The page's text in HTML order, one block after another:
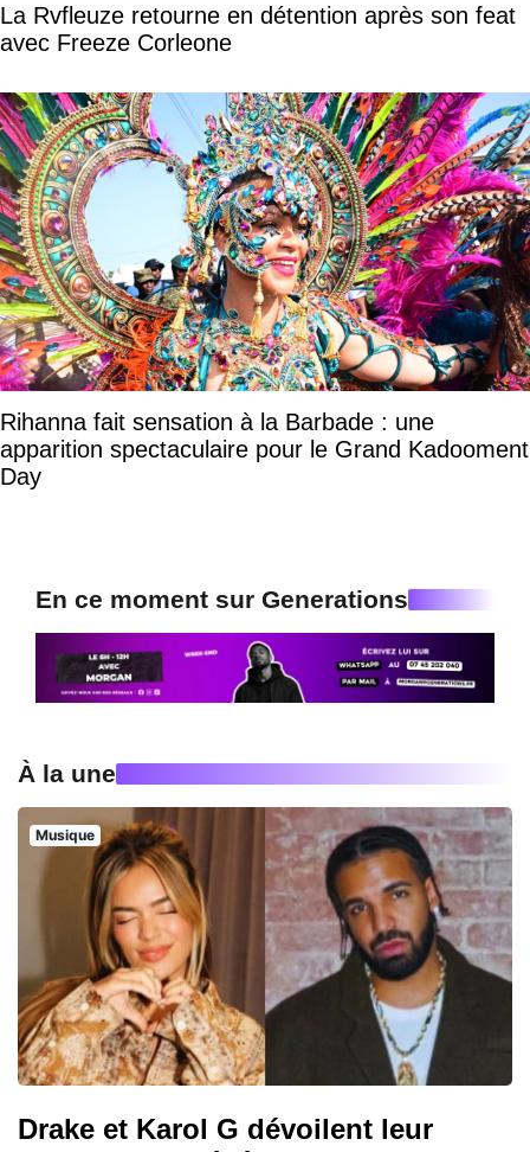
La Rvfleuze retourne en détention après son feat
avec Freeze Corleone
Rihanna fait sensation à la Barbade : une
apparition spectaculaire pour le Grand Kadooment
Day
En ce moment sur Generations
À la une
Musique
Drake et Karol G dévoilent leur